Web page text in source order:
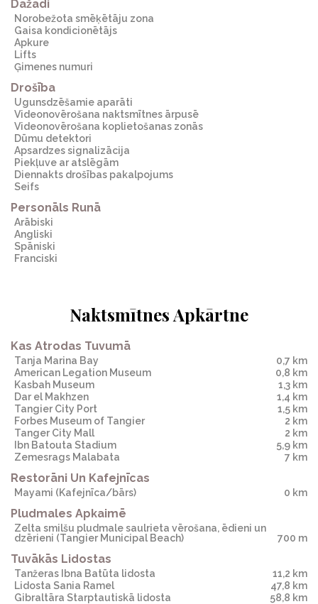
Dažādi
Norobežota smēķētāju zona
Gaisa kondicionētājs
Apkure
Lifts
Ģimenes numuri
Drošība
Ugunsdzēšamie aparāti
Videonovērošana naktsmītnes ārpusē
Videonovērošana koplietošanas zonās
Dūmu detektori
Apsardzes signalizācija
Piekļuve ar atslēgām
Diennakts drošības pakalpojums
Seifs
Personāls Runā
arābiski
angliski
spāniski
franciski
Naktsmītnes Apkārtne
Kas Atrodas Tuvumā
Tanja Marina Bay
0,7 km
American Legation Museum
0,8 km
Kasbah Museum
1,3 km
Dar el Makhzen
1,4 km
Tangier City Port
1,5 km
Forbes Museum of Tangier
2 km
Tanger City Mall
2 km
Ibn Batouta Stadium
5,9 km
zemesrags Malabata
7 km
Restorāni Un Kafejnīcas
mayami (Kafejnīca/bārs) 0 km
Pludmales Apkaimē
zelta smilšu pludmale saulrieta vērošana, ēdieni un
dzērieni (Tangier Municipal Beach) 700 m
Tuvākās Lidostas
Tanžeras Ibna Batūta lidosta
11,2 km
lidosta Sania Ramel
47,8 km
Gibraltāra Starptautiskā lidosta
58,8 km